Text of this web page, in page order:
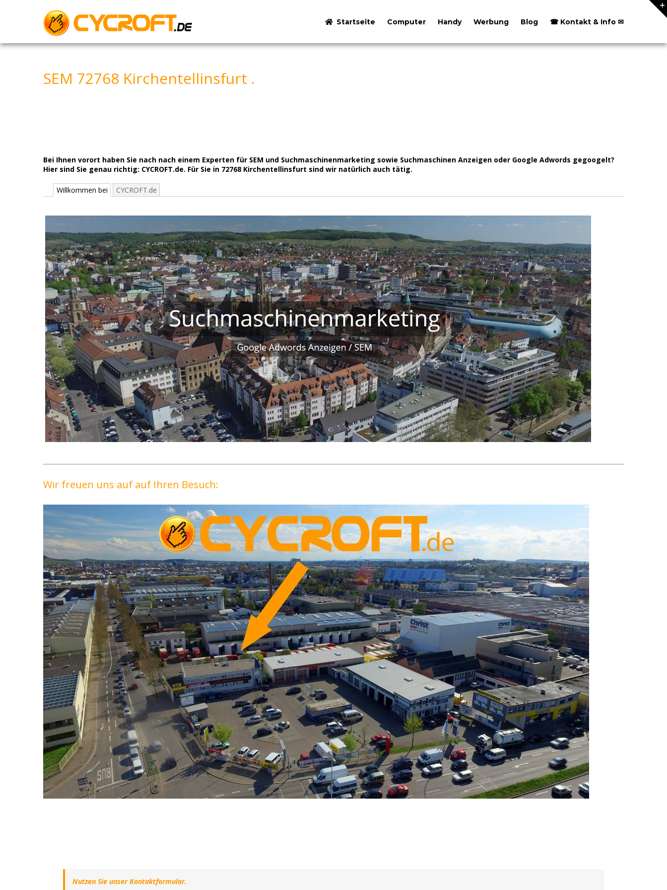
Startseite Computer Handy Werbung Blog ☎ Kontakt & Info ✉
SEM 72768 Kirchentellinsfurt .
Bei Ihnen vorort haben Sie nach nach einem Experten für SEM und Suchmaschinenmarketing sowie Suchmaschinen Anzeigen oder Google Adwords gegoogelt?
Hier sind Sie genau richtig: CYCROFT.de. Für Sie in 72768 Kirchentellinsfurt sind wir natürlich auch tätig.
Willkommen bei CYCROFT.de
Wir freuen uns auf auf Ihren Besuch:
Nutzen Sie unser Kontaktformular.